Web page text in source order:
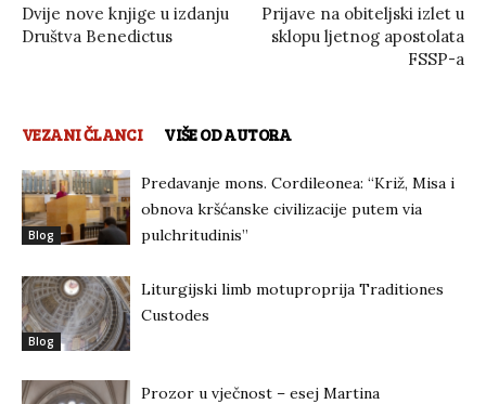
Dvije nove knjige u izdanju
Društva Benedictus
Prijave na obiteljski izlet u
sklopu ljetnog apostolata
FSSP-a
VEZANI ČLANCI VIŠE OD AUTORA
Blog
Predavanje mons. Cordileonea: “Križ, Misa i
obnova kršćanske civilizacije putem via
pulchritudinis”
Blog
Liturgijski limb motuproprija Traditiones
Custodes
Prozor u vječnost – esej Martina